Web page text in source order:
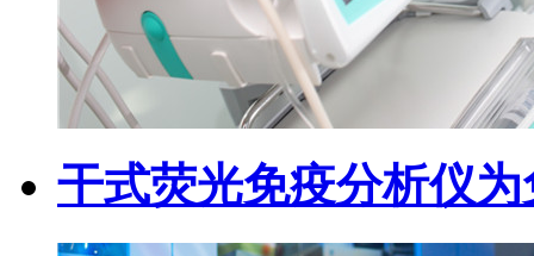
干式荧光免疫分析仪